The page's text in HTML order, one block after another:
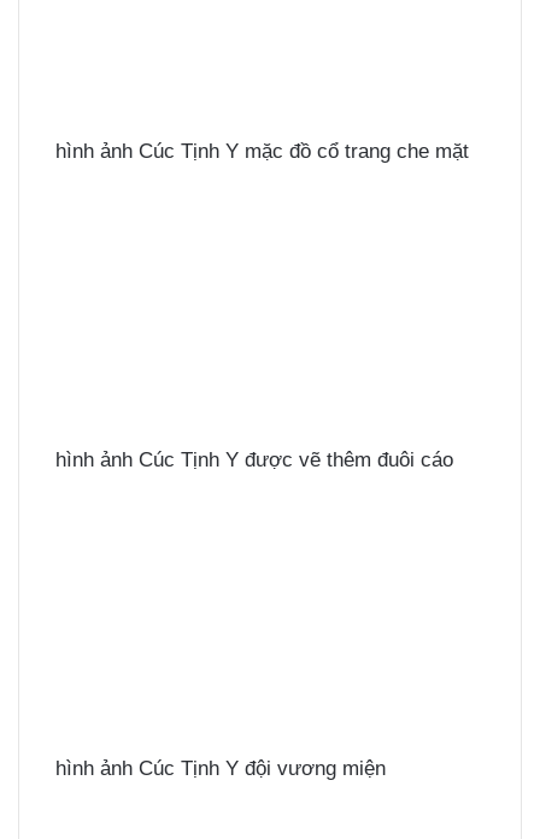
hình ảnh Cúc Tịnh Y mặc đồ cổ trang che mặt
hình ảnh Cúc Tịnh Y được vẽ thêm đuôi cáo
hình ảnh Cúc Tịnh Y đội vương miện